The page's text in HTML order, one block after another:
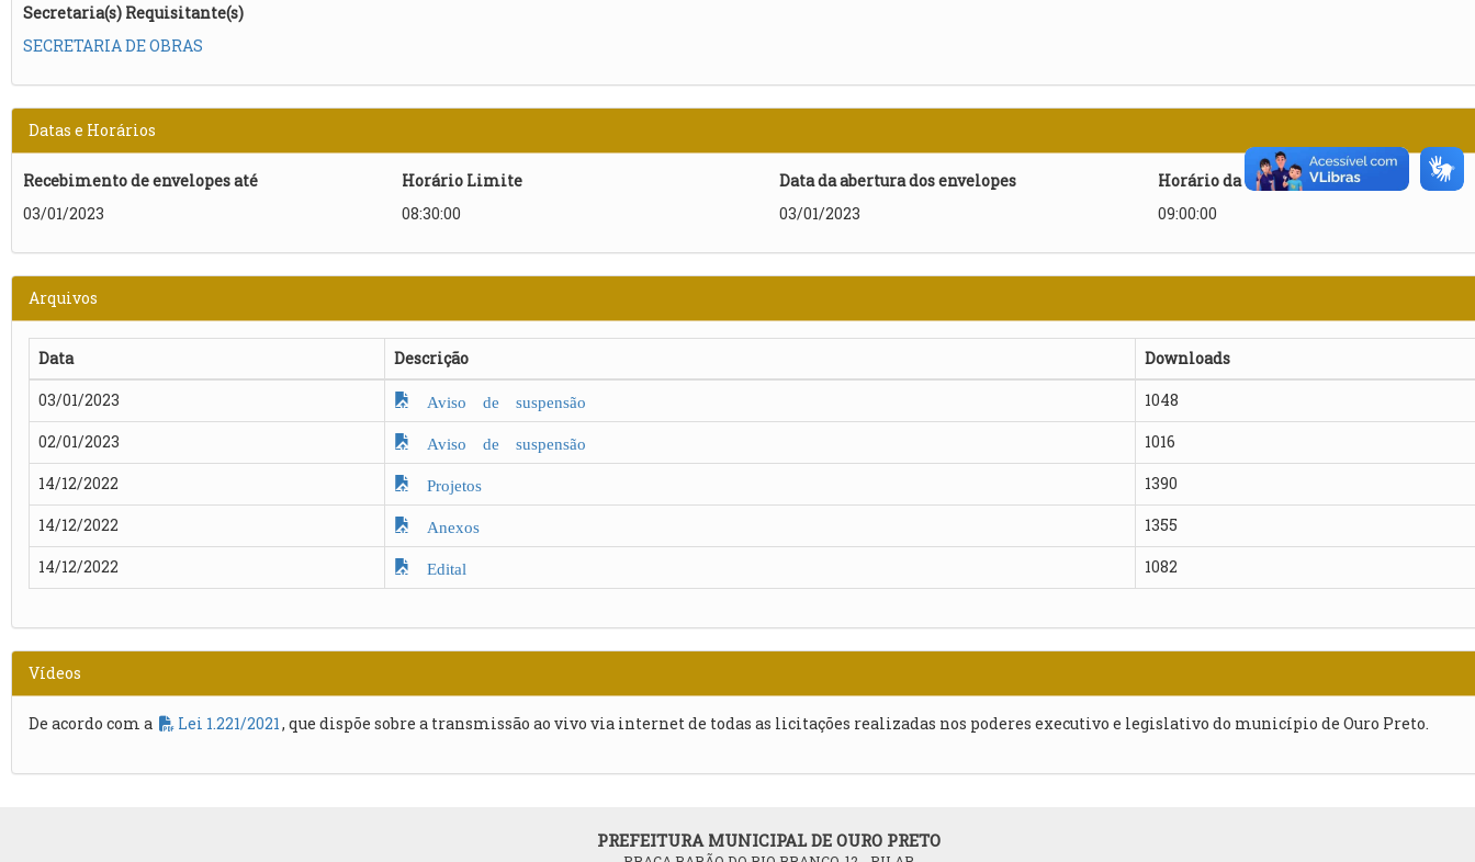
Secretaria(s) Requisitante(s)
SECRETARIA DE OBRAS
Datas e Horários
Recebimento de envelopes até
03/01/2023
Horário Limite
08:30:00
Data da abertura dos envelopes
03/01/2023
Horário da abertura
09:00:00
Arquivos
Data Descrição
Downloads
03/01/2023
Aviso de suspensão
1048
02/01/2023
Aviso de suspensão
1016
14/12/2022
Projetos
1390
14/12/2022
Anexos
1355
14/12/2022
Edital 1082
Vídeos
De acordo com a Lei 1.221/2021 , que dispõe sobre a transmissão ao vivo via internet de todas as licitações realizadas nos poderes executivo e legislativo do município de Ouro Preto.
PREFEITURA MUNICIPAL DE OURO PRETO